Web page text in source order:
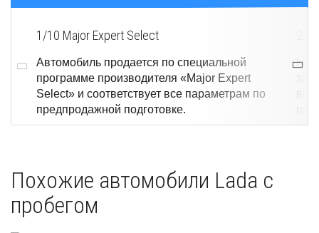
1/10 Major Expert Select
Автомобиль продается по специальной
программе производителя «Major Expert
Select» и соответствует все параметрам по
предпродажной подготовке.
На
Похожие автомобили Lada с
пробегом